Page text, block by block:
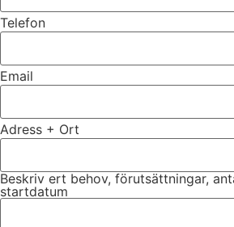
Telefon
Email
Adress + Ort
Beskriv ert behov, förutsättningar,
startdatum